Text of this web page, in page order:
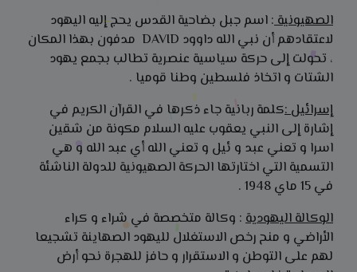
الصهيونية: اسم جبل بضاحية القدس يحج إليه اليهود
لاعتقادهم أن نبي الله داوود DAVID مدفون بهذا المكان
، تحولت إلى حركة سياسية عنصرية تطالب بجمع يهود
الشتات و اتخاذ فلسطين وطنا قوميا .
إسرائيل :كلمة ربانية جاء ذكرها في القرآن الكريم في
إشارة إلى النبي يعقوب عليه السلام مكونة من شقين
اسرا و تعني عبد و ئيل و تعني الله أي عبد الله و هي
التسمية التي اختارتها الحركة الصهيونية للدولة الناشئة
في 15 ماي 1948 .
الوكالة اليهودية : وكالة متخصصة في شراء و كراء
الأراضي و منح رخص الاستغلال لليهود الصهاينة تشجيعا
لهم على التوطن و الاستقرار و حافز للهجرة نحو أرض